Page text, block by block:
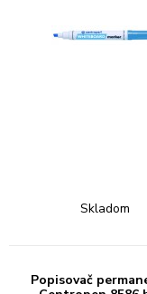
Skladom
Popisovač